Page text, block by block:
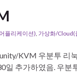
플리케이션) 가상화/Cloud(
KVM 우분투 리
일 추가하였음. 우